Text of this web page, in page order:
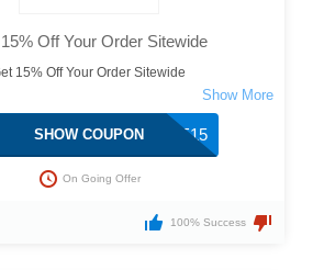
Off Your Order Sitewide
15% Off Your Order Sitewide
SAVE15
SHOW COUPON
On Going Offer
100% Success